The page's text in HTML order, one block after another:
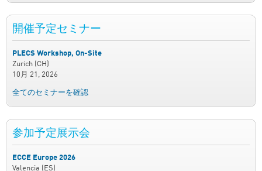
開催予定セミナー
PLECS Workshop, On-Site
Zurich (CH)
10月 21, 2026
全てのセミナーを確認
参加予定展示会
ECCE Europe 2026
Valencia (ES)